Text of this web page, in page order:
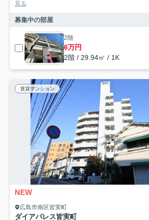
見る
募集中の部屋
2階
6万円
2階 / 29.94㎡ / 1K
賃貸マンション
NEW
広島市南区皆実町
ダイアパレス皆実町